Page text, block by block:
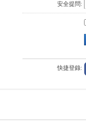
安全提問:
快捷登錄: